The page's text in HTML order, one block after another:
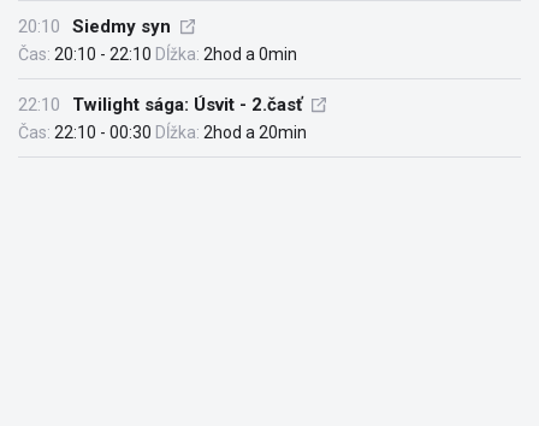
20:10 Siedmy syn
Čas: 20:10 - 22:10 Dĺžka: 2hod a 0min
22:10 Twilight sága: Úsvit - 2.časť
Čas: 22:10 - 00:30 Dĺžka: 2hod a 20min